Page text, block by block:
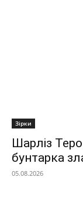
Зірки
Шарліз
бунтарка
05.08.2026